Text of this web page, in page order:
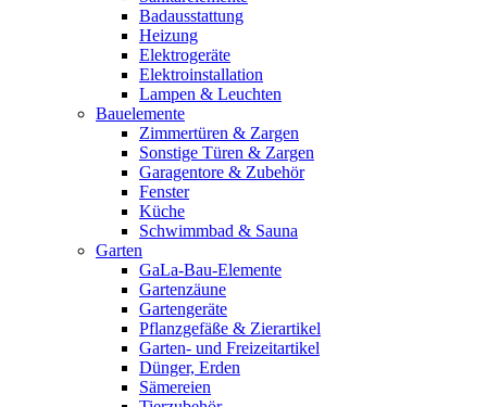
Badausstattung
Heizung
Elektrogeräte
Elektroinstallation
Lampen & Leuchten
Bauelemente
Zimmertüren & Zargen
Sonstige Türen & Zargen
Garagentore & Zubehör
Fenster
Küche
Schwimmbad & Sauna
Garten
GaLa-Bau-Elemente
Gartenzäune
Gartengeräte
Pflanzgefäße & Zierartikel
Garten- und Freizeitartikel
Dünger, Erden
Sämereien